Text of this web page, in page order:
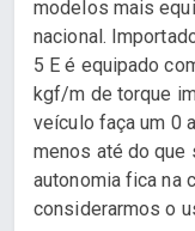
modelos mais
nacional.
5 E é equipado
kgf/m de torque
veículo faça um 0
menos até do que
autonomia fica na
considerarmos o